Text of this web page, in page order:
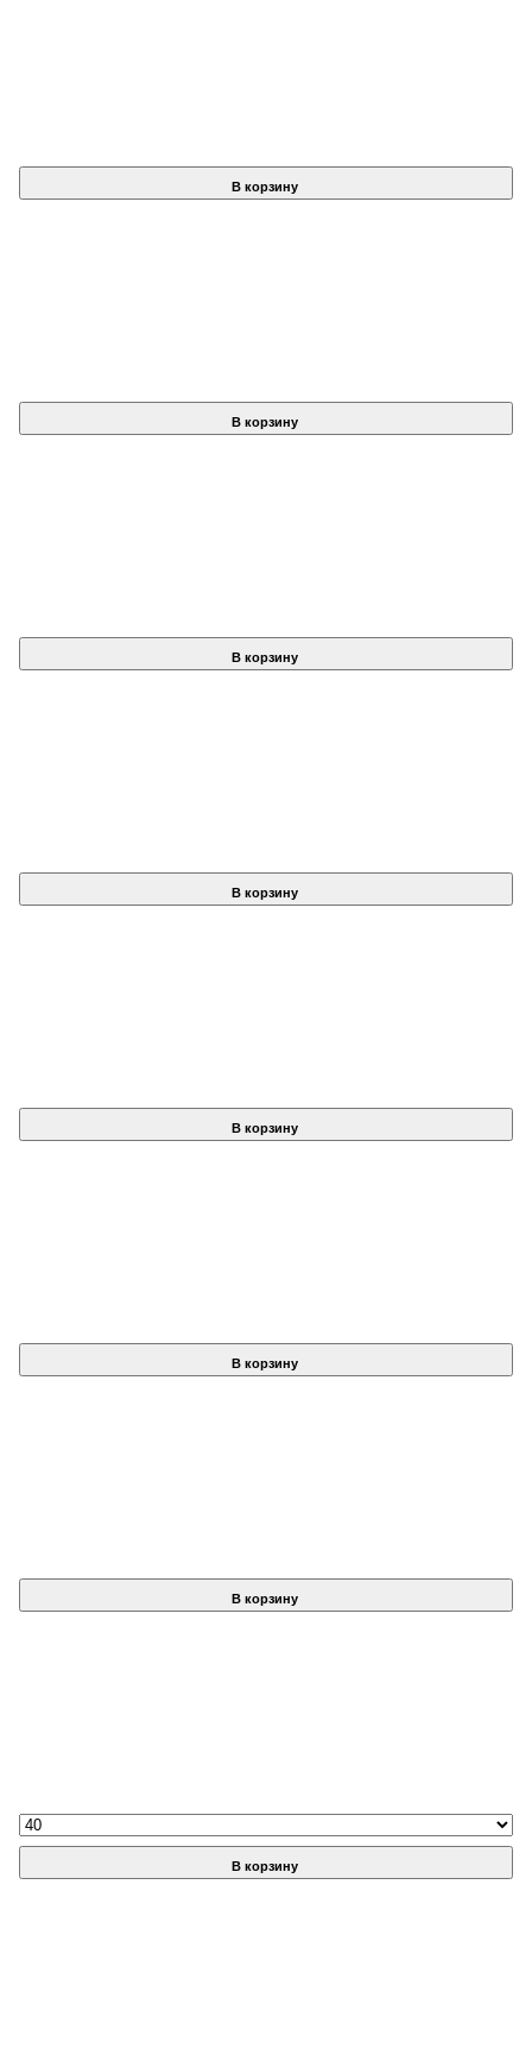
В корзину
В корзину
В корзину
В корзину
В корзину
В корзину
В корзину
В корзину